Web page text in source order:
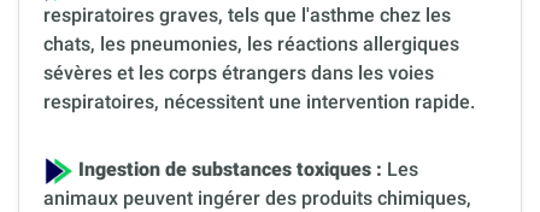
respiratoires graves, tels que l'asthme chez les
chats, les pneumonies, les réactions allergiques
sévères et les corps étrangers dans les voies
respiratoires, nécessitent une intervention rapide.
Ingestion de substances toxiques : Les
animaux peuvent ingérer des produits chimiques,